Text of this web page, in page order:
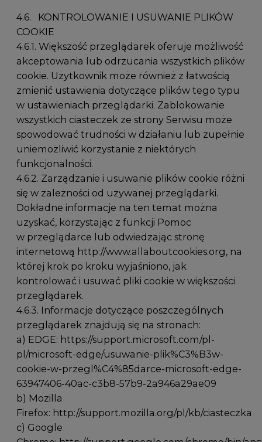
4.6. KONTROLOWANIE I USUWANIE PLIKÓW
COOKIE
4.6.1. Większość przeglądarek oferuje możliwość
akceptowania lub odrzucania wszystkich plików
cookie. Użytkownik może również z łatwością
zmienić ustawienia dotyczące plików tego typu
w ustawieniach przeglądarki. Zablokowanie
wszystkich ciasteczek ze strony Serwisu może
spowodować trudności w działaniu lub zupełnie
uniemożliwić korzystanie z niektórych
funkcjonalności.
4.6.2. Zarządzanie i usuwanie plików cookie różni
się w zależności od używanej przeglądarki.
Dokładne informacje na ten temat można
uzyskać, korzystając z funkcji Pomoc
w przeglądarce lub odwiedzając stronę
internetową http://www.allaboutcookies.org, na
której krok po kroku wyjaśniono, jak
kontrolować i usuwać pliki cookie w większości
przeglądarek.
4.6.3. Informacje dotyczące poszczególnych
przeglądarek znajdują się na stronach:
a) EDGE: https://support.microsoft.com/pl-
pl/microsoft-edge/usuwanie-plik%C3%B3w-
cookie-w-przegl%C4%85darce-microsoft-edge-
63947406-40ac-c3b8-57b9-2a946a29ae09
b) Mozilla
Firefox: http://support.mozilla.org/pl/kb/ciasteczka
c) Google